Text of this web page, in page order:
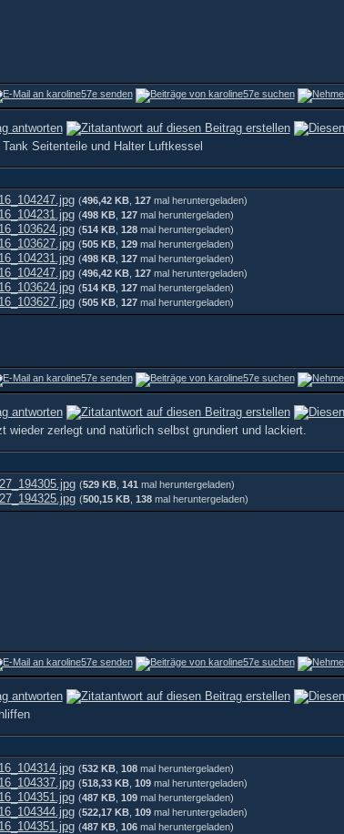
Seitenteile und Halter Luftkessel
(496,42 KB 127 mal heruntergeladen)
(498 KB 127 mal heruntergeladen)
(514 KB 128 mal heruntergeladen)
(505 KB 129 mal heruntergeladen)
(498 KB 127 mal heruntergeladen)
(496,42 KB 127 mal heruntergeladen)
(514 KB 127 mal heruntergeladen)
(505 KB 127 mal heruntergeladen)
wieder zerlegt und natürlich selbst grundiert und lackiert.
(529 KB 141 mal heruntergeladen)
(500,15 KB 138 mal heruntergeladen)
(532 KB 108 mal heruntergeladen)
(518,33 KB 109 mal heruntergeladen)
(487 KB 109 mal heruntergeladen)
(522,17 KB 109 mal heruntergeladen)
(487 KB 106 mal heruntergeladen)